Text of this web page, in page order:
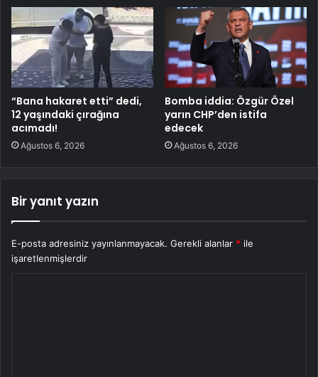
“Bana hakaret etti” dedi,
12 yaşındaki çırağına
acımadı!
Ağustos 6, 2026
Bomba iddia: Özgür Özel
yarın CHP’den istifa
edecek
Ağustos 6, 2026
Bir yanıt yazın
E-posta adresiniz yayınlanmayacak. Gerekli alanlar * ile
işaretlenmişlerdir